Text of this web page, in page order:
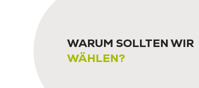
WARUM SOLLTEN WIR
WÄHLEN?